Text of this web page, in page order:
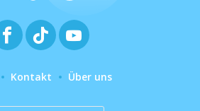
Kontakt Über uns